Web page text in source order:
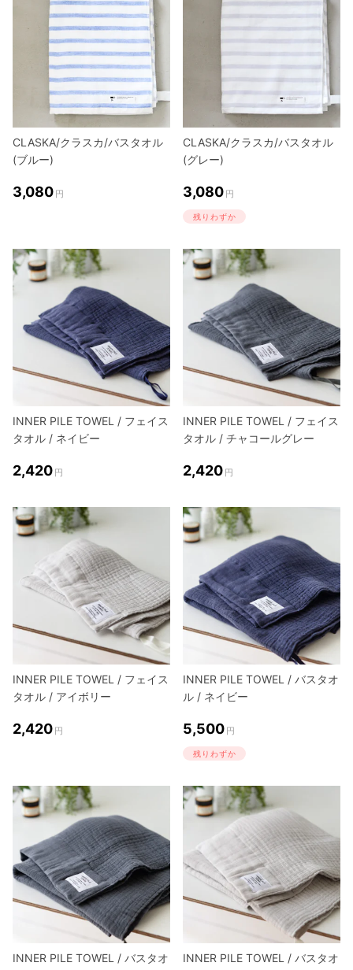
CLASKA/クラスカ/バスタオル
(ブルー)
3,080 円
CLASKA/クラスカ/バスタオル
(グレー)
3,080 円
残りわずか
INNER PILE TOWEL / フェイス
タオル / ネイビー
2,420 円
INNER PILE TOWEL / フェイス
タオル / チャコールグレー
2,420 円
INNER PILE TOWEL / フェイス
タオル / アイボリー
2,420 円
INNER PILE TOWEL / バスタオ
ル / ネイビー
5,500 円
残りわずか
INNER PILE TOWEL / バスタオ
INNER PILE TOWEL / バスタオ